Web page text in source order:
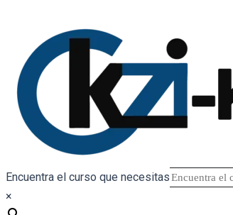
Encuentra el curso que necesitas
×